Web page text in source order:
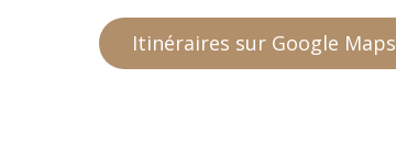
Itinéraires sur Google Maps